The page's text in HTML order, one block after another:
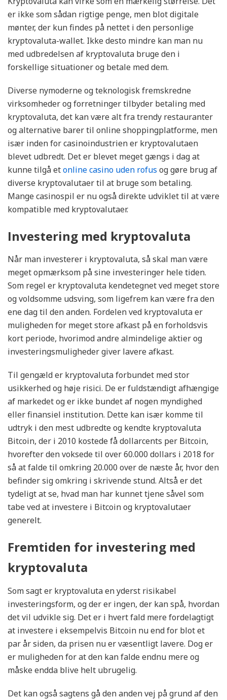
er ikke som sådan rigtige penge, men blot digitale
mønter, der kun findes på nettet i den personlige
kryptovaluta-wallet. Ikke desto mindre kan man nu
med udbredelsen af kryptovaluta bruge den i
forskellige situationer og betale med dem.
Diverse nymoderne og teknologisk fremskredne
virksomheder og forretninger tilbyder betaling med
kryptovaluta, det kan være alt fra trendy restauranter
og alternative barer til online shoppingplatforme, men
især inden for casinoindustrien er kryptovalutaen
blevet udbredt. Det er blevet meget gængs i dag at
kunne tilgå etonline casino uden rofus og gøre brug af
diverse kryptovalutaer til at bruge som betaling.
Mange casinospil er nu også direkte udviklet til at være
kompatible med kryptovalutaer.
Investering med kryptovaluta
Når man investerer i kryptovaluta, så skal man være
meget opmærksom på sine investeringer hele tiden.
Som regel er kryptovaluta kendetegnet ved meget store
og voldsomme udsving, som ligefrem kan være fra den
ene dag til den anden. Fordelen ved kryptovaluta er
muligheden for meget store afkast på en forholdsvis
kort periode, hvorimod andre almindelige aktier og
investeringsmuligheder giver lavere afkast.
Til gengæld er kryptovaluta forbundet med stor
usikkerhed og høje risici. De er fuldstændigt afhængige
af markedet og er ikke bundet af nogen myndighed
eller finansiel institution. Dette kan især komme til
udtryk i den mest udbredte og kendte kryptovaluta
Bitcoin, der i 2010 kostede få dollarcents per Bitcoin,
hvorefter den voksede til over 60.000 dollars i 2018 for
så at falde til omkring 20.000 over de næste år, hvor den
befinder sig omkring i skrivende stund. Altså er det
tydeligt at se, hvad man har kunnet tjene såvel som
tabe ved at investere i Bitcoin og kryptovalutaer
generelt.
Fremtiden for investering med
kryptovaluta
Som sagt er kryptovaluta en yderst risikabel
investeringsform, og der er ingen, der kan spå, hvordan
det vil udvikle sig. Det er i hvert fald mere fordelagtigt
at investere i eksempelvis Bitcoin nu end for blot et
par år siden, da prisen nu er væsentligt lavere. Dog er
er muligheden for at den kan falde endnu mere og
måske endda blive helt ubrugelig.
Det kan også sagtens gå den anden vej på grund af den